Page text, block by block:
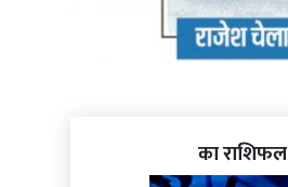
का राशिफल